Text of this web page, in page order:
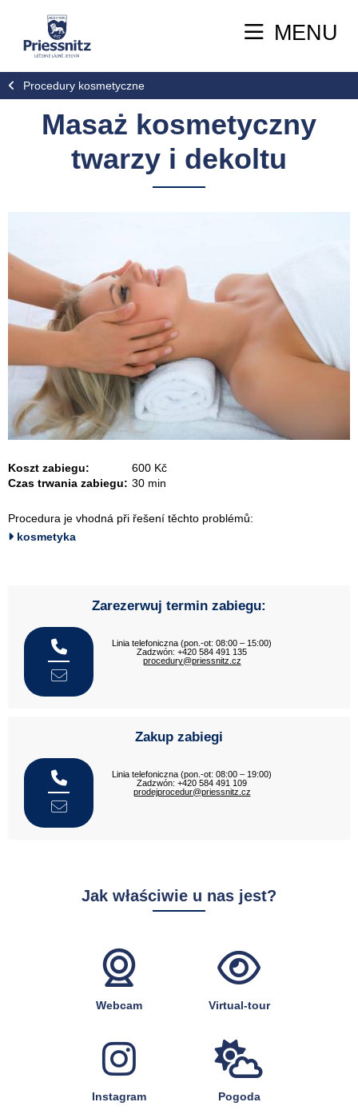
MENU
Procedury kosmetyczne
Masaż kosmetyczny
twarzy i dekoltu
Koszt zabiegu:
600 Kč
Czas trwania zabiegu: 30 min
Procedura je vhodná při řešení těchto problémů:
kosmetyka
Zarezerwuj termin zabiegu:
Linia telefoniczna (pon.-ot: 08:00 – 15:00)
Zadzwón: +420 584 491 135
procedury@priessnitz.cz
Zakup zabiegi
Linia telefoniczna (pon.-ot: 08:00 – 19:00)
Zadzwón: +420 584 491 109
prodejprocedur@priessnitz.cz
Jak właściwie u nas jest?
Webcam Virtual-tour
Instagram Pogoda